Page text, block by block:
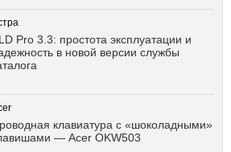
Pro 3.3: простота эксплуатации и
в новой версии службы
клавиатура с «шоколадными»
— Acer OKW503